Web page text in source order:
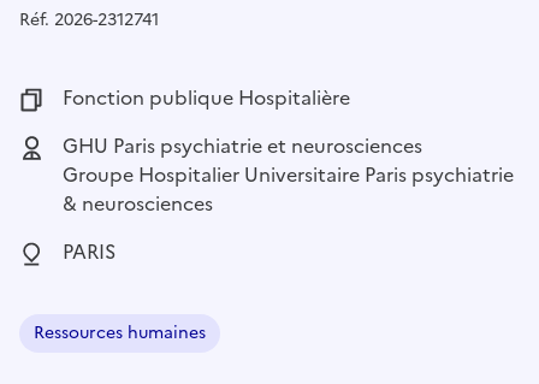
Réf. Référence :
2026-2312741
Fonction publique :
Fonction publique Hospitalière
Employeur :
GHU Paris psychiatrie et neurosciences
Groupe Hospitalier Universitaire Paris psychiatrie
& neurosciences
Localisation :
PARIS
Domaine :
Ressources humaines